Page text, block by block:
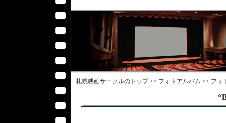
札幌映画サークルのトップ >> フォトアルバム >> フォ